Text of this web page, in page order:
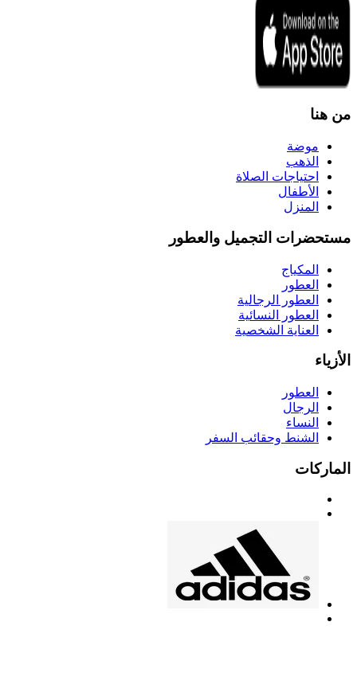
من هنا
موضة
الذهب
احتياجات الصلاة
الأطفال
المنزل
مستحضرات التجميل والعطور
المكياج
العطور
العطور الرجالية
العطور النسائية
العناية الشخصية
الأزياء
العطور
الرجال
النساء
الشنط وحقائب السفر
الماركات